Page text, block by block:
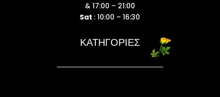
& 17:00 – 21:00
Sat : 10:00 – 16:30
ΚΑΤΗΓΟΡΙΕΣ